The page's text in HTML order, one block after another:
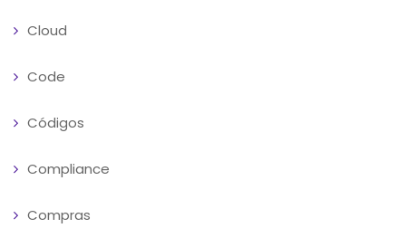
Cloud
Code
Códigos
Compliance
Compras